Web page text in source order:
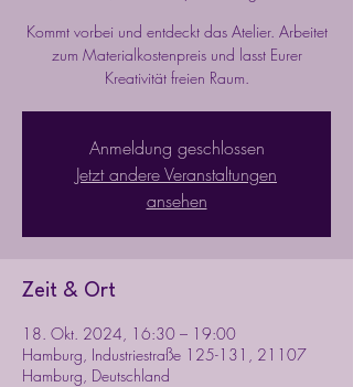
Kommt vorbei und entdeckt das Atelier. Arbeitet
zum Materialkostenpreis und lasst Eurer
Kreativität freien Raum.
Anmeldung geschlossen
Jetzt andere Veranstaltungen
ansehen
Zeit & Ort
18. Okt. 2024, 16:30 – 19:00
Hamburg, Industriestraße 125-131, 21107
Hamburg, Deutschland